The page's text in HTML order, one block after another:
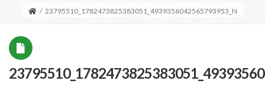
/ 23795510_1782473825383051_4939356042565793953_N